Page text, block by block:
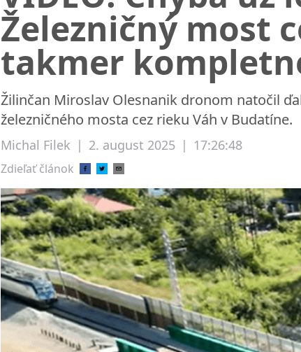
Železničný most
takmer
Žilinčan Miroslav Olesnanik dronom natočil
železničného mosta cez rieku Váh v Budatíne.
Michal Filek | 2. august 2025 | 17:26:48
Zdieľať článok